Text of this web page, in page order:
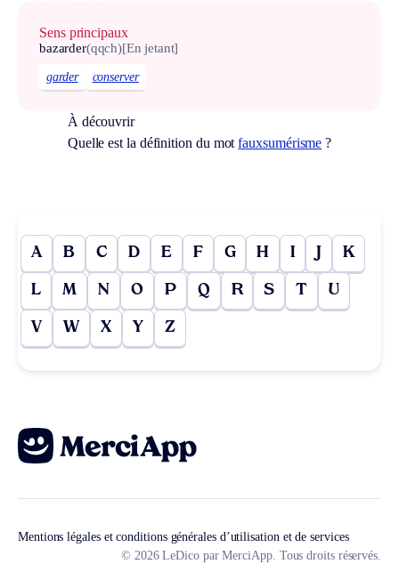
Sens principaux
bazarder(qqch)[En jetant]
garder conserver
À découvrir
Quelle est la définition du motfauxsumérisme ?
A B C D E F G H I J K
L M N O P Q R S T U
V W X Y Z
Mentions légales et conditions générales d’utilisation et de services
© 2026 LeDico par MerciApp. Tous droits réservés.